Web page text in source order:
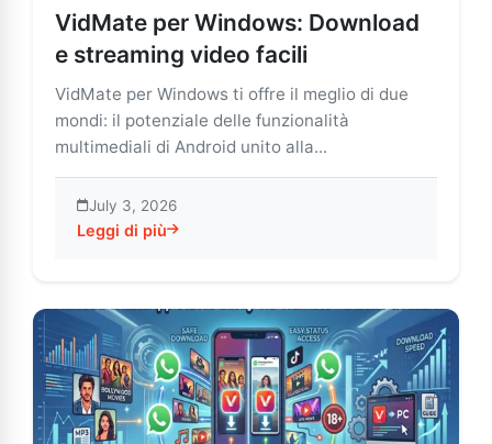
VidMate per Windows: Download
e streaming video facili
VidMate per Windows ti offre il meglio di due
mondi: il potenziale delle funzionalità
multimediali di Android unito alla...
July 3, 2026
Leggi di più
about VidMate per Windows: Download e streaming